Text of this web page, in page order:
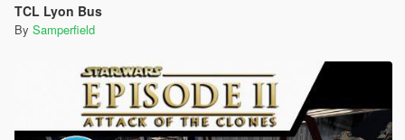
TCL Lyon Bus
By Samperfield